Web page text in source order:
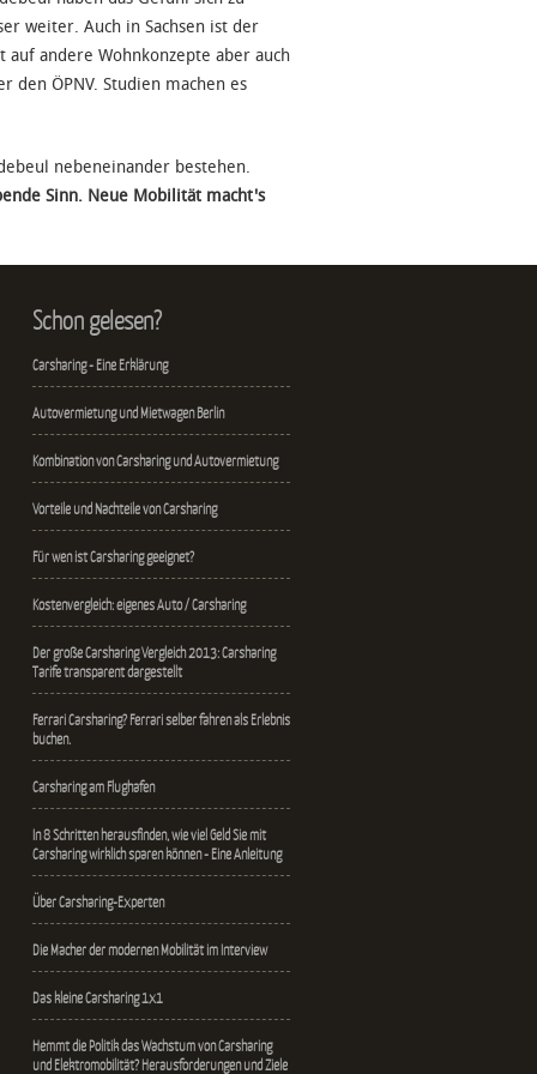
weiter. Auch in Sachsen ist der
andere Wohnkonzepte aber auch
den ÖPNV. Studien machen es
nebeneinander bestehen.
Sinn. Neue Mobilität macht's
Schon gelesen?
Carsharing - Eine Erklärung
Autovermietung und Mietwagen Berlin
Kombination von Carsharing und Autovermietung
Vorteile und Nachteile von Carsharing
Für wen ist Carsharing geeignet?
Kostenvergleich: eigenes Auto / Carsharing
Der große Carsharing Vergleich 2013: Carsharing
Tarife transparent dargestellt
Ferrari Carsharing? Ferrari selber fahren als Erlebnis
buchen.
Carsharing am Flughafen
In 8 Schritten herausfinden, wie viel Geld Sie mit
Carsharing wirklich sparen können - Eine Anleitung
Über Carsharing-Experten
Die Macher der modernen Mobilität im Interview
Das kleine Carsharing 1x1
Hemmt die Politik das Wachstum von Carsharing
und Elektromobilität? Herausforderungen und Ziele